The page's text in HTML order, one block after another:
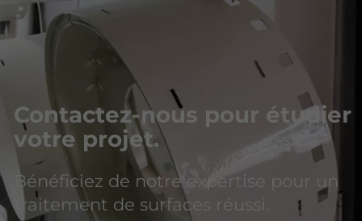
Contactez-nous pour étudier
votre projet.
Bénéficiez de notre expertise pour un
traitement de surfaces réussi.